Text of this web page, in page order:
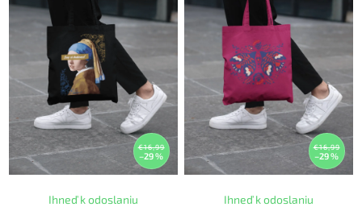
€16,99
–29 %
Ihneď k odoslaniu
€16,99
–29 %
Ihneď k odoslaniu